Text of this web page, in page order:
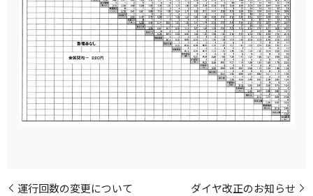
運行回数の変更について ダイヤ改正のお知らせ